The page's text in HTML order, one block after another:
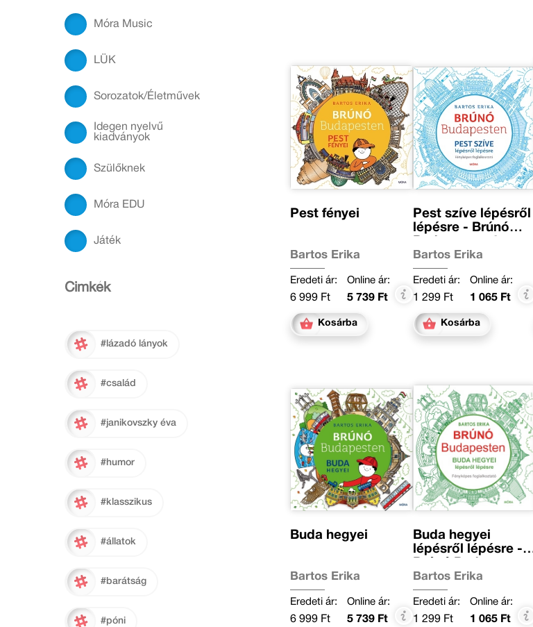
Móra Music
LÜK
Sorozatok/Életművek
Idegen nyelvű
kiadványok
Szülőknek
Móra EDU
Játék
Cimkék
#lázadó lányok
#család
#janikovszky éva
#humor
#klasszikus
#állatok
#barátság
#póni
Pest fényei
Bartos Erika
Eredeti ár:
6 999 Ft
Online ár:
5 739 Ft
Kosárba
Pest szíve lépésről
lépésre - Brúnó
Bartos Erika
Eredeti ár:
1 299 Ft
Online ár:
1 065 Ft
Kosárba
Buda hegyei
Bartos Erika
Eredeti ár:
6 999 Ft
Online ár:
5 739 Ft
Buda hegyei
lépésről lépésre -
2.
Bartos Erika
Eredeti ár:
1 299 Ft
Online ár:
1 065 Ft